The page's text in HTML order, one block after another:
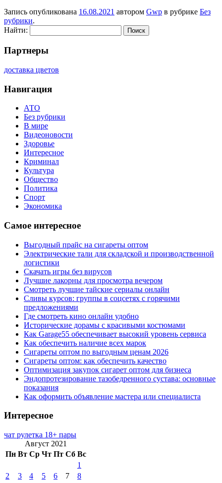
Запись опубликована 16.08.2021 автором Gwp в рубрике Без
рубрики.
Найти:
Партнеры
доставка цветов
Навигация
АТО
Без рубрики
В мире
Видеоновости
Здоровье
Интересное
Криминал
Культура
Общество
Политика
Спорт
Экономика
Самое интересное
Выгодный прайс на сигареты оптом
Электрические тали для складской и производственной
логистики
Скачать игры без вирусов
Лучшие лакорны для просмотра вечером
Смотреть лучшие тайские сериалы онлайн
Сливы курсов: группы в соцсетях с горячими
предложениями
Где смотреть кино онлайн удобно
Исторические дорамы с красивыми костюмами
Как Garage55 обеспечивает высокий уровень сервиса
Как обеспечить наличие всех марок
Сигареты оптом по выгодным ценам 2026
Сигареты оптом: как обеспечить качество
Оптимизация закупок сигарет оптом для бизнеса
Эндопротезирование тазобедренного сустава: основные
показания
Как оформить объявление мастера или специалиста
Интересное
чат рулетка 18+ пары
Август 2021
Пн Вт Ср Чт Пт Сб Вс
1
2
3 4 5 6 7
8